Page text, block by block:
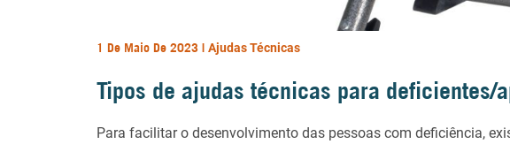
1 De Maio De 2023 |Ajudas Técnicas
Tipos de ajudas técnicas para deficientes/
Para facilitar o desenvolvimento das pessoas com deficiência,